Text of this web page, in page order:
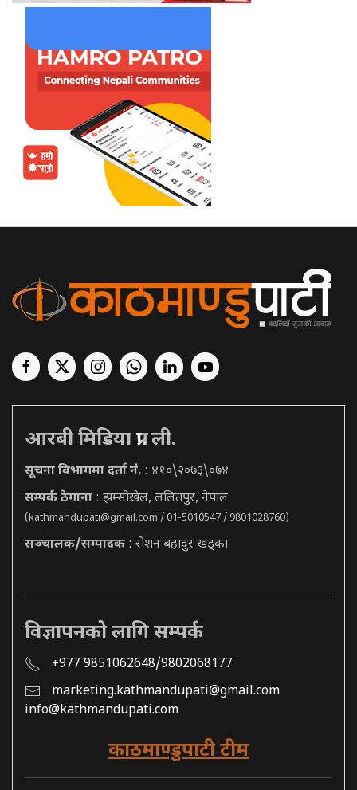
आरबी मिडिया प्रा. ली.
सूचना विभागमा दर्ता नं. : ४१०\२०७३\०७४
सम्पर्क ठेगाना : झम्सीखेल, ललितपुर, नेपाल
(kathmandupati@gmail.com / 01-5010547 / 9801028760)
सञ्चालक/सम्पादक : रोशन बहादुर खड्का
विज्ञापनको लागि सम्पर्क
+977 9851062648/9802068177
marketing.kathmandupati@gmail.com
info@kathmandupati.com
काठमाण्डुपाटी टीम